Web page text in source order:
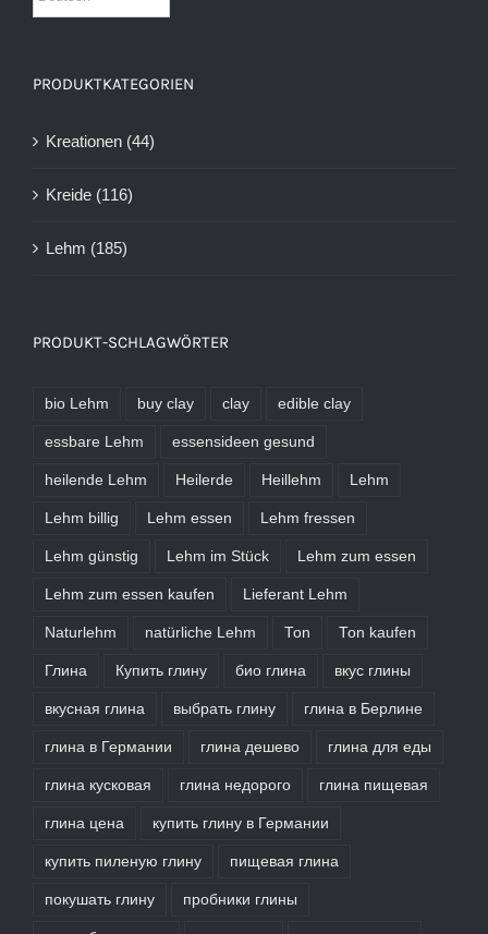
PRODUKTKATEGORIEN
Kreationen (44)
Kreide (116)
Lehm (185)
PRODUKT-SCHLAGWÖRTER
bio Lehm buy clay clay edible clay
essbare Lehm essensideen gesund
heilende Lehm Heilerde Heillehm Lehm
Lehm billig Lehm essen Lehm fressen
Lehm günstig Lehm im Stück Lehm zum essen
Lehm zum essen kaufen Lieferant Lehm
Naturlehm natürliche Lehm Ton Ton kaufen
Глина Купить глину био глина вкус глины
вкусная глина выбрать глину глина в Берлине
глина в Германии глина дешево глина для еды
глина кусковая глина недорого глина пищевая
глина цена купить глину в Германии
купить пиленую глину пищевая глина
покушать глину пробники глины